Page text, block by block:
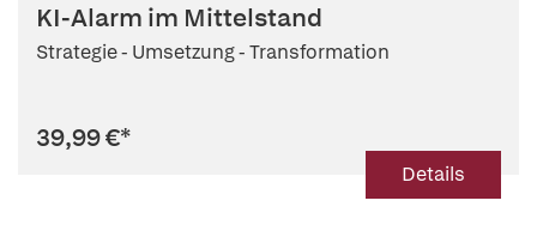
KI-Alarm im Mittelstand
Strategie - Umsetzung - Transformation
39,99 €*
Details